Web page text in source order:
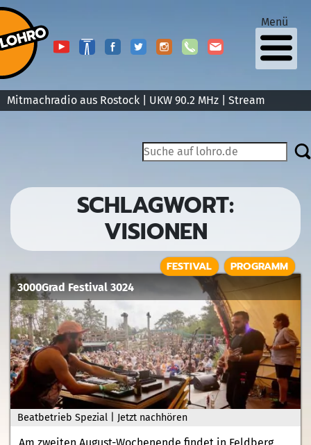
Mitmachradio aus Rostock | UKW 90.2 MHz | Stream
Menü
SCHLAGWORT:
VISIONEN
Beatbetrieb Spezial | Jetzt nachhören
3000Grad Festival 3024
FESTIVAL PROGRAMM